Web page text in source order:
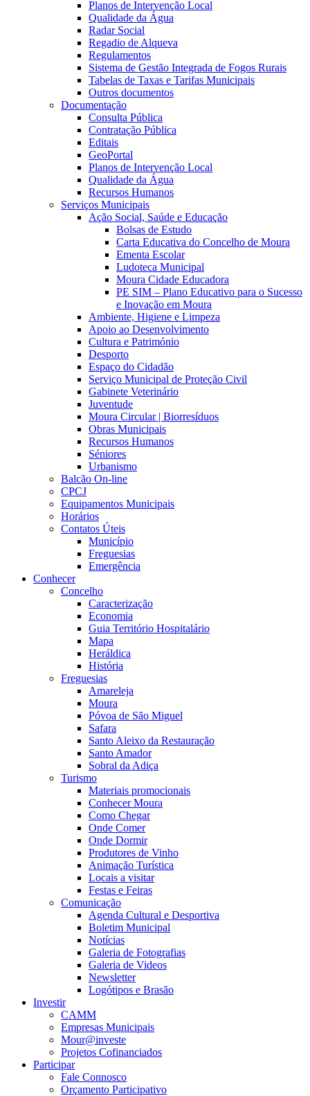
Planos de Intervenção Local
Qualidade da Água
Radar Social
Regadio de Alqueva
Regulamentos
Sistema de Gestão Integrada de Fogos Rurais
Tabelas de Taxas e Tarifas Municipais
Outros documentos
Documentação
Consulta Pública
Contratação Pública
Editais
GeoPortal
Planos de Intervenção Local
Qualidade da Água
Recursos Humanos
Serviços Municipais
Ação Social, Saúde e Educação
Bolsas de Estudo
Carta Educativa do Concelho de Moura
Ementa Escolar
Ludoteca Municipal
Moura Cidade Educadora
PE SIM – Plano Educativo para o Sucesso
e Inovação em Moura
Ambiente, Higiene e Limpeza
Apoio ao Desenvolvimento
Cultura e Património
Desporto
Espaço do Cidadão
Serviço Municipal de Proteção Civil
Gabinete Veterinário
Juventude
Moura Circular | Biorresíduos
Obras Municipais
Recursos Humanos
Séniores
Urbanismo
Balcão On-line
CPCJ
Equipamentos Municipais
Horários
Contatos Úteis
Município
Freguesias
Emergência
Conhecer
Concelho
Caracterização
Economia
Guia Território Hospitalário
Mapa
Heráldica
História
Freguesias
Amareleja
Moura
Póvoa de São Miguel
Safara
Santo Aleixo da Restauração
Santo Amador
Sobral da Adiça
Turismo
Materiais promocionais
Conhecer Moura
Como Chegar
Onde Comer
Onde Dormir
Produtores de Vinho
Animação Turística
Locais a visitar
Festas e Feiras
Comunicação
Agenda Cultural e Desportiva
Boletim Municipal
Notícias
Galeria de Fotografias
Galeria de Videos
Newsletter
Logótipos e Brasão
Investir
CAMM
Empresas Municipais
Mour@investe
Projetos Cofinanciados
Participar
Fale Connosco
Orçamento Participativo